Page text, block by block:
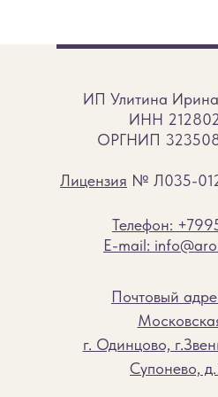
ИП Улитина
ИНН
ОРГНИП
Лицензия № Л035-
Телефон:
E-mail:
Почтовый
г. Одинцово,
Супонево,